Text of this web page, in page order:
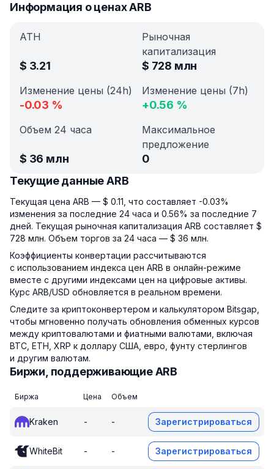
Информация о ценах ARB
ATH
$ 3.21
Рыночная
капитализация
$ 728 млн
Изменение цены (24h)
-0.03 %
Изменение цены (7h)
+0.56 %
Объем 24 часа
$ 36 млн
Максимальное
предложение
0
Текущие данные ARB
Текущая цена ARB — $ 0.11, что составляет -0.03%
изменения за последние 24 часа и 0.56% за последние 7
дней. Текущая рыночная капитализация ARB составляет $
728 млн. Объем торгов за 24 часа — $ 36 млн.
Коэффициенты конвертации рассчитываются
с использованием индекса цен ARB в онлайн-режиме
вместе с другими индексами цен на цифровые активы.
Курс ARB/USD обновляется в реальном времени.
Следите за криптоконвертером и калькулятором Bitsgap,
чтобы мгновенно получать обновления обменных курсов
между криптовалютами и фиатными валютами, включая
BTC, ETH, XRP к доллару США, евро, фунту стерлингов
и другим валютам.
Биржи, поддерживающие ARB
Биржа Цена Объем
Kraken - - Зарегистрироваться
WhiteBit - - Зарегистрироваться